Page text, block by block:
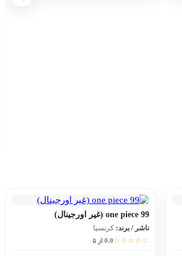
one piece 99 (غیر اورجینال)
ناشر / برند: کرنسیا
☆☆☆☆☆0.0 از ۵